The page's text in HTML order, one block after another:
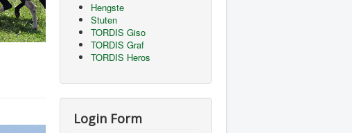
Hengste
Stuten
TORDIS Giso
TORDIS Graf
TORDIS Heros
Login Form